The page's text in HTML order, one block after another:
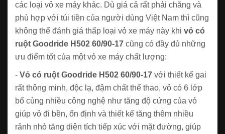
các loại vỏ xe máy khác. Dù giá cả rất phải chăng và
phù hợp với túi tiền của người dùng Việt Nam thì cũng
không thể đánh giá thấp loại vỏ xe máy này khi vỏ có
ruột Goodride H502 60/90-17 cũng có đầy đủ những
ưu điểm tốt của một vỏ xe máy chất lượng:
- Vỏ có ruột Goodride H502 60/90-17 với thiết kế gai
rất thông minh, độc lạ, đậm chất thể thao, vỏ có 6 lớp
bố cùng nhiều công nghệ như tăng độ cứng của vỏ
giúp vỏ đi bền, ổn định và thiết kế tăng thêm nhiều
rảnh nhỏ tăng diện tích tiếp xúc với mặt đường, giúp